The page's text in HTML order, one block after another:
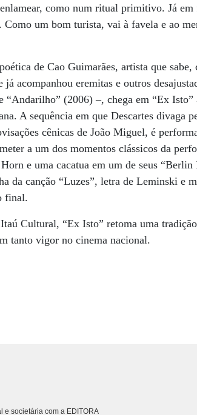
como num ritual primitivo. Já
um bom turista, vai à favela e ao
de Cao Guimarães, artista que
acompanhou eremitas e outros
“Andarilho” (2006) –, chega em “Ex
A sequência em que Descartes divaga
cênicas de João Miguel, é
a um dos momentos clássicos da
e uma cacatua em um de seus “Berlin
da canção “Luzes”, letra de Leminski e
final.
Cultural, “Ex Isto” retoma uma
tanto vigor no cinema nacional.
e societária com a EDITORA